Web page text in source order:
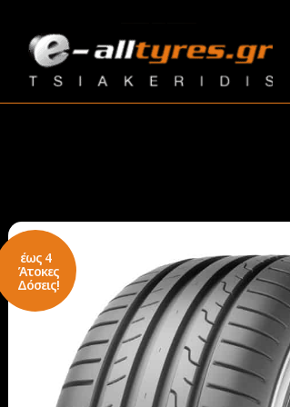
έως 4
Άτοκες
Δόσεις!